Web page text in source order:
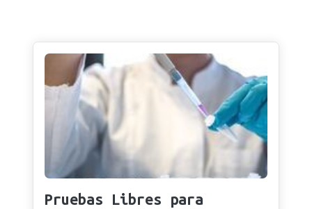
Pruebas Libres para